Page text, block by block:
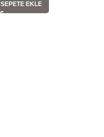
SEPETE EKLE